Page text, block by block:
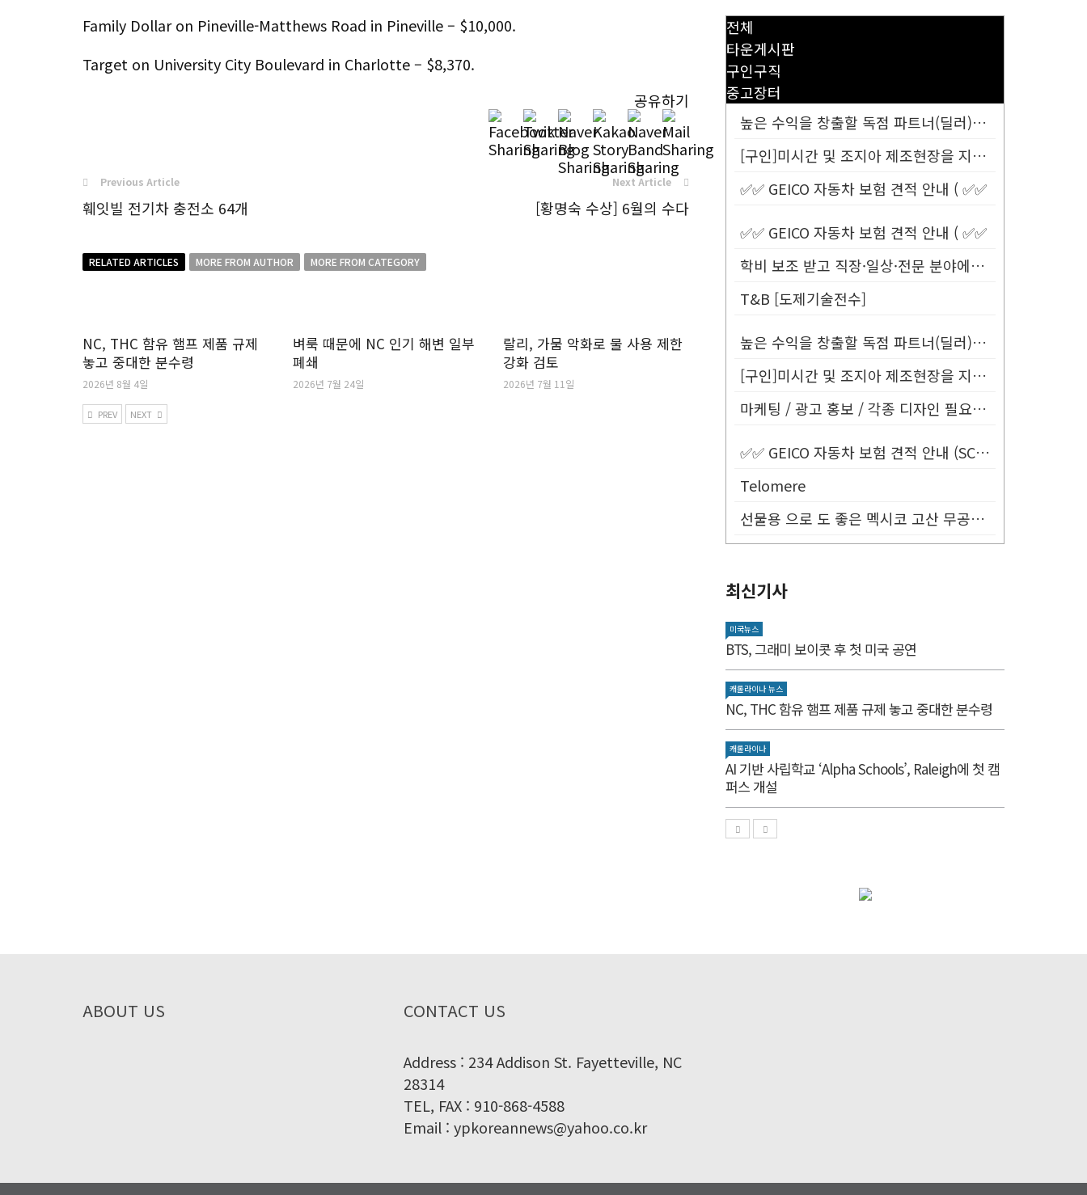
Family Dollar on Pineville-Matthews Road in Pineville – $10,000.
Target on University City Boulevard in Charlotte – $8,370.
공유하기
Previous Article
훼잇빌 전기차 충전소 64개
Next Article
[황명숙 수상] 6월의 수다
RELATED ARTICLES MORE FROM AUTHOR MORE FROM CATEGORY
NC, THC 함유 햄프 제품 규제
놓고 중대한 분수령
2026년 8월 4일
벼룩 때문에 NC 인기 해변 일부
폐쇄
2026년 7월 24일
랄리, 가뭄 악화로 물 사용 제한
강화 검토
2026년 7월 11일
PREV NEXT
전체
타운게시판
구인구직
중고장터
높은 수익을 창출할 독점 파트너(딜러)를 모십니다.
[구인]미시간 및 조지아 제조현장을 지원할 Customer Service...
✅✅ GEICO 자동차 보험 견적 안내 ( ✅✅
✅✅ GEICO 자동차 보험 견적 안내 ( ✅✅
학비 보조 받고 직장·일상·전문 분야에서 바로 사용할 수 있는 영어 배우...
T&B [도제기술전수]
높은 수익을 창출할 독점 파트너(딜러)를 모십니다.
[구인]미시간 및 조지아 제조현장을 지원할 Customer Service...
마케팅 / 광고 홍보 / 각종 디자인 필요하신 분!
✅✅ GEICO 자동차 보험 견적 안내 (SC Only) ✅✅
Telomere
선물용 으로 도 좋은 멕시코 고산 무공해 태양초 고추가루!
최신기사
미국뉴스
BTS, 그래미 보이콧 후 첫 미국 공연
캐롤라이나 뉴스
NC, THC 함유 햄프 제품 규제 놓고 중대한 분수령
캐롤라이나
AI 기반 사립학교 ‘Alpha Schools’, Raleigh에 첫 캠
퍼스 개설
ABOUT US CONTACT US
Address : 234 Addison St. Fayetteville, NC
28314
TEL, FAX : 910-868-4588
Email : ypkoreannews@yahoo.co.kr